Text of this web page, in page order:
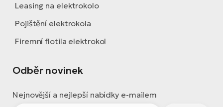
Leasing na elektrokolo
Pojištění elektrokola
Firemní flotila elektrokol
Odběr novinek
Nejnovější a nejlepší nabídky e-mailem